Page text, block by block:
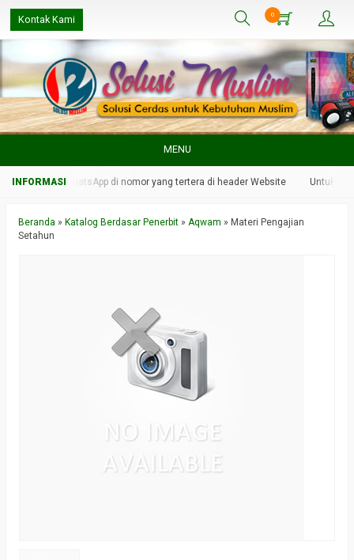
Kontak Kami 0
MENU
melalui WhatsApp di nomor yang tertera di header Website Untuk
Beranda » Katalog Berdasar Penerbit » Aqwam » Materi Pengajian
Setahun